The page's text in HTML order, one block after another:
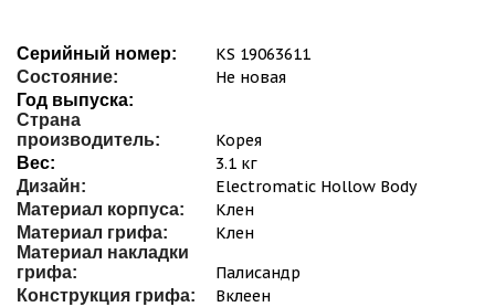
Серийный номер: KS 19063611
Состояние: Не новая
Год выпуска:
Страна
производитель:
Корея
Вес: 3.1 кг
Дизайн: Electromatic Hollow Body
Материал корпуса: Клен
Материал грифа: Клен
Материал накладки
грифа:
Палисандр
Конструкция грифа: Вклеен